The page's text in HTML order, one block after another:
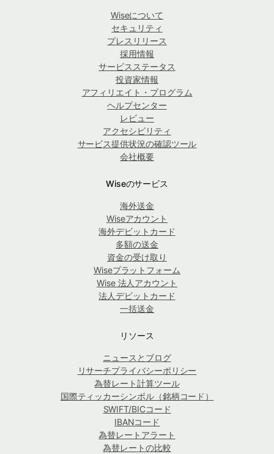
Wiseについて
セキュリティ
プレスリリース
採用情報
サービスステータス
投資家情報
アフィリエイト・プログラム
ヘルプセンター
レビュー
アクセシビリティ
サービス提供状況の確認ツール
会社概要
Wiseのサービス
海外送金
Wiseアカウント
海外デビットカード
多額の送金
資金の受け取り
Wiseプラットフォーム
Wise 法人アカウント
法人デビットカード
一括送金
リソース
ニュースとブログ
リサーチプライバシーポリシー
為替レート計算ツール
国際ティッカーシンボル（銘柄コード）
SWIFT/BICコード
IBANコード
為替レートアラート
為替レートの比較